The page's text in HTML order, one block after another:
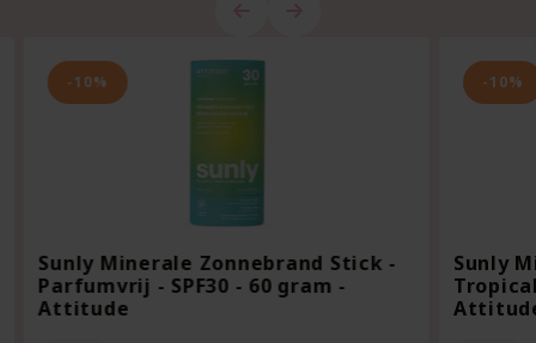
-10%
Sunly Minerale Zonnebrand Stick -
Parfumvrij - SPF30 - 60 gram -
Attitude
-10%
Sunly